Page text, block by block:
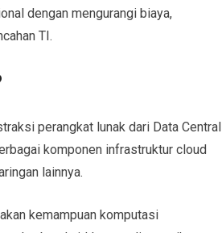
dengan mengurangi biaya,
TI.
perangkat lunak dari Data Central
komponen infrastruktur cloud
lainnya.
kemampuan komputasi